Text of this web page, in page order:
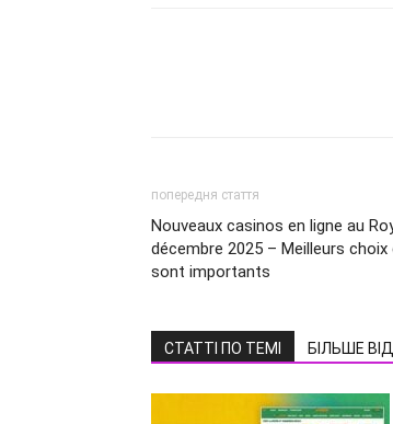
попередня стаття
Nouveaux casinos en ligne au
décembre 2025 – Meilleurs
sont importants
СТАТТІ ПО ТЕМІ БІЛЬШЕ